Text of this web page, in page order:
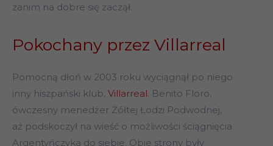
zanim na dobre się zaczął.
Pokochany przez Villarreal
Pomocną dłoń w 2003 roku wyciągnął po niego
inny hiszpański klub, Villarreal. Benito Floro,
ówczesny menedżer Żółtej Łodzi Podwodnej,
aż podskoczył na wieść o możliwości ściągnięcia
Argentyńczyka do siebie. Obie strony były